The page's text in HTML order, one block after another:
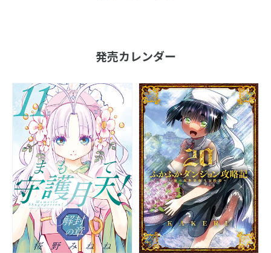
発売カレンダー